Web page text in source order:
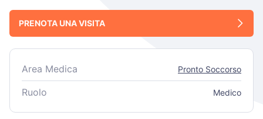
PRENOTA UNA VISITA
Area Medica Pronto Soccorso
Ruolo Medico